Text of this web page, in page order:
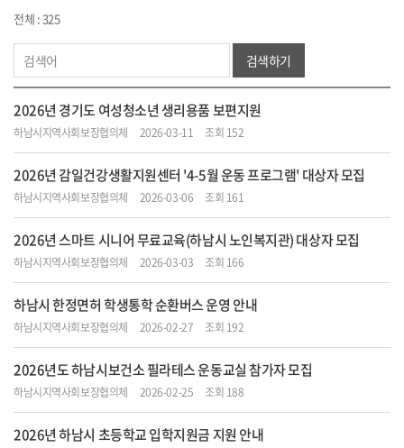
전체 : 325
검색하기
2026년 경기도 여성청소년 생리용품 보편지원
하남시지역사회보장협의체 2026-03-11 조회 152
2026년 감일건강생활지원센터 '4-5월 운동 프로그램' 대상자 모집
하남시지역사회보장협의체 2026-03-06 조회 161
2026년 스마트 시니어 무료교육(하남시 노인복지관) 대상자 모집
하남시지역사회보장협의체 2026-03-03 조회 166
하남시 한정면허 학생통학 순환버스 운영 안내
하남시지역사회보장협의체 2026-02-27 조회 192
2026년도 하남시보건소 필라테스 운동교실 참가자 모집
하남시지역사회보장협의체 2026-02-25 조회 188
2026년 하남시 초등학교 입학지원금 지원 안내